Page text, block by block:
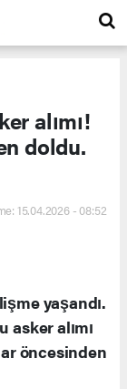
alımı!
doldu.
15.04.2026 - 08:52
yaşandı.
asker alımı
öncesinden